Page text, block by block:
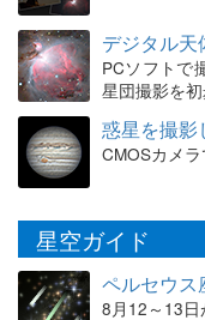
デジタル天
PCソフトで
星団撮影を
惑星を撮影
CMOSカメ
星空ガイド
ペルセウス
8月12～13日